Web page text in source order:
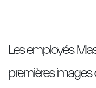
Les employés
premières